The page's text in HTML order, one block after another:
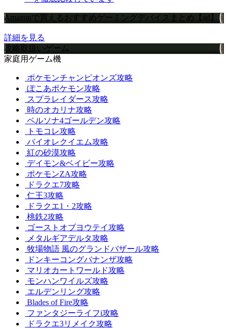
Amazonで買えるおすすめゲーミングデバイスまとめ【ad】
詳細を見る
攻略取扱いゲーム
家庭用ゲーム機
ポケモンチャンピオンズ攻略
ぽこあポケモン攻略
スプラレイダース攻略
時のオカリナ攻略
ペルソナ4ゴールデン攻略
トモコレ攻略
バイオレクイエム攻略
紅の砂漠攻略
デイモン&ベイビー攻略
ポケモンZA攻略
ドラクエ7攻略
仁王3攻略
ドラクエ1・2攻略
桃鉄2攻略
ゴーストオブヨウテイ攻略
メタルギアデルタ攻略
牧場物語 風のグランドバザール攻略
ドンキーコングバナンザ攻略
マリオカートワールド攻略
モンハンワイルズ攻略
エルデンリング攻略
Blades of Fire攻略
ファンタジーライフi攻略
ドラクエ3リメイク攻略